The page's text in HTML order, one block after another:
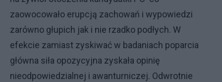
zaowocowało erupcją zachowań i wypowiedzi
zarówno głupich jak i nie rzadko podłych. W
efekcie zamiast zyskiwać w badaniach poparcia
główna siła opozycyjna zyskała opinię
nieodpowiedzialnej i awanturniczej. Odwrotnie